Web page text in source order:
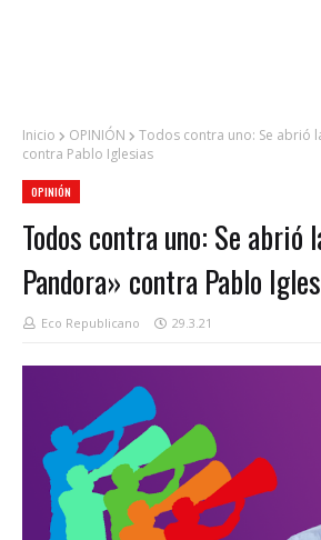
Inicio OPINIÓN
Todos contra uno: Se abrió
contra Pablo Iglesias
OPINIÓN
Todos contra uno: Se abrió
Pandora» contra Pablo
Eco Republicano 29.3.21